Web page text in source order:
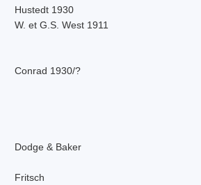
Hustedt 1930
W. et G.S. West 1911
Conrad 1930/?
Dodge & Baker
Fritsch